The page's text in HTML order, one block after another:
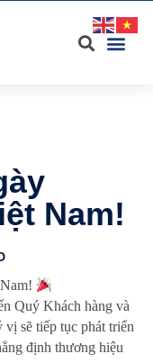
Nam!
Quý Khách hàng và
sẽ tiếp tục phát triển
định thương hiệu